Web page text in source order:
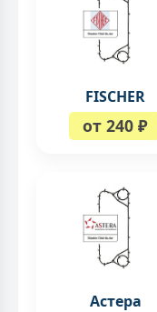
FISCHER
от 240 ₽
Астера